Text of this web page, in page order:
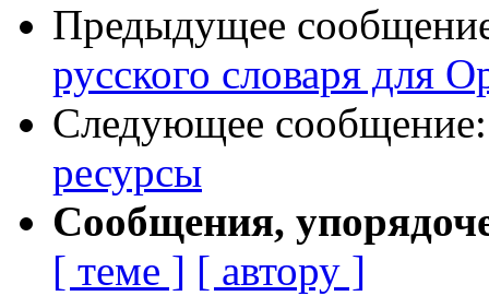
Предыдущее
русского словаря для
Следующее
ресурсы
Сообщения,
[ теме ] [ автору ]